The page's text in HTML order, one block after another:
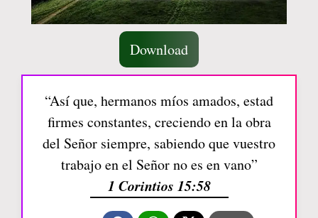
Download
“Así que, hermanos míos amados, estad
firmes constantes, creciendo en la obra
del Señor siempre, sabiendo que vuestro
trabajo en el Señor no es en vano”
1 Corintios 15:58